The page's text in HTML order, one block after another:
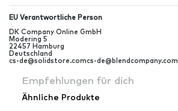
EU Verantwortliche Person
DK Company Online GmbH
Modering 5
22457 Hamburg
Deutschland
cs-de@solidstore.comcs-de@blendcompany.com
Empfehlungen für dich
Ähnliche Produkte